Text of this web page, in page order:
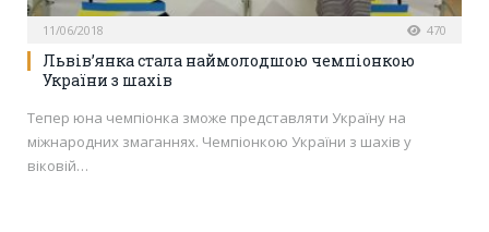
11/06/2018 470
Львів’янка стала наймолодшою чемпіонкою
України з шахів
Тепер юна чемпіонка зможе представляти Україну на
міжнародних змаганнях. Чемпіонкою України з шахів у
віковій…